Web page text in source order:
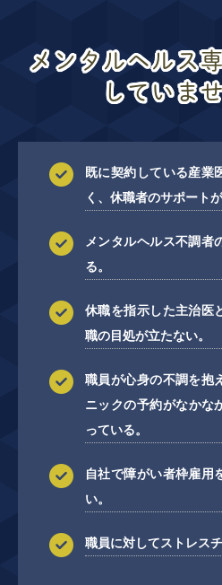
メンタルヘルス
していま
既に契約している産業
く、休職者のサポート
メンタルヘルス不調者
る。
休職を指示した主治医
職の目処が立たない。
職員が心身の不調を抱
ニックの予約がなかな
っている。
自社で障がい者枠雇用
い。
職員に対してストレス